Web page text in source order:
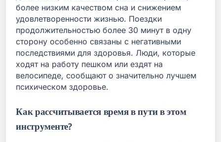
более низким качеством сна и снижением
удовлетворенности жизнью. Поездки
продолжительностью более 30 минут в одну
сторону особенно связаны с негативными
последствиями для здоровья. Люди, которые
ходят на работу пешком или ездят на
велосипеде, сообщают о значительно лучшем
психическом здоровье.
Как рассчитывается время в пути в этом
инструменте?